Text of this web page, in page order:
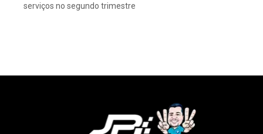
serviços no segundo trimestre